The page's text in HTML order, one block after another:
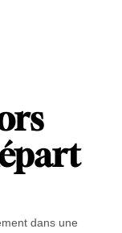
dans une